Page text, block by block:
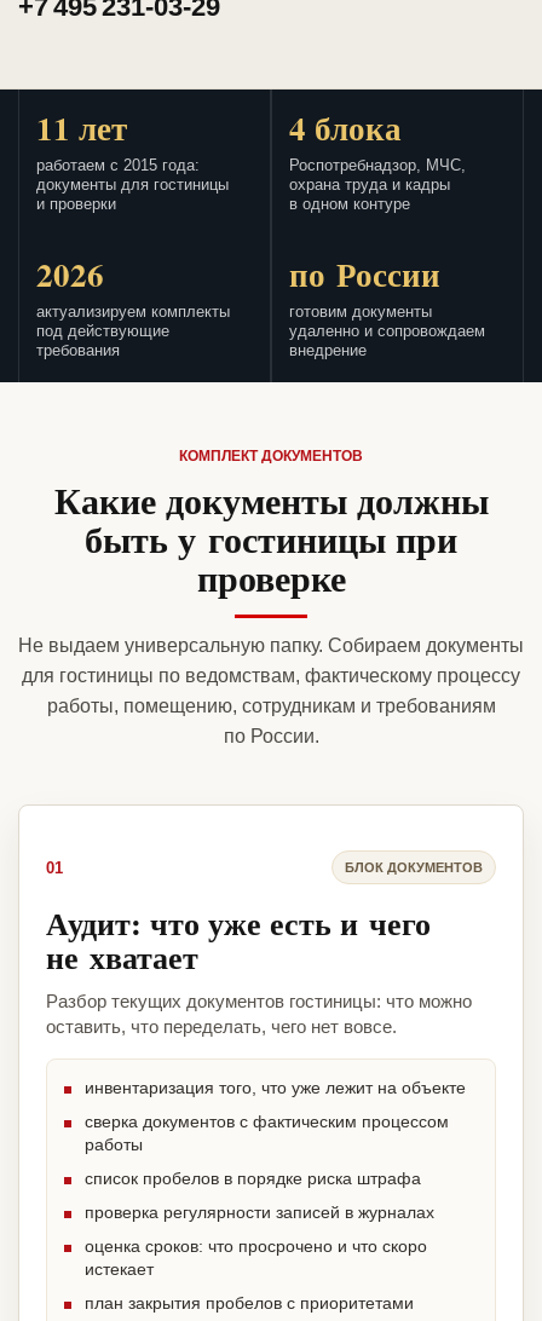
+7 495 231-03-29
11 лет
работаем с 2015 года:
документы для гостиницы
и проверки
4 блока
Роспотребнадзор, МЧС,
охрана труда и кадры
в одном контуре
2026
актуализируем комплекты
под действующие
требования
по России
готовим документы
удаленно и сопровождаем
внедрение
КОМПЛЕКТ ДОКУМЕНТОВ
Какие документы должны
быть у гостиницы при
проверке
Не выдаем универсальную папку. Собираем документы
для гостиницы по ведомствам, фактическому процессу
работы, помещению, сотрудникам и требованиям
по России.
01 БЛОК ДОКУМЕНТОВ
Аудит: что уже есть и чего
не хватает
Разбор текущих документов гостиницы: что можно
оставить, что переделать, чего нет вовсе.
инвентаризация того, что уже лежит на объекте
сверка документов с фактическим процессом
работы
список пробелов в порядке риска штрафа
проверка регулярности записей в журналах
оценка сроков: что просрочено и что скоро
истекает
план закрытия пробелов с приоритетами